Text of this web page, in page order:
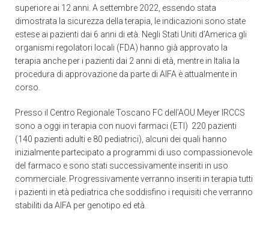
superiore ai 12 anni. A settembre 2022, essendo stata
dimostrata la sicurezza della terapia, le indicazioni sono state
estese ai pazienti dai 6 anni di età. Negli Stati Uniti d’America gli
organismi regolatori locali (FDA) hanno già approvato la
terapia anche per i pazienti dai 2 anni di età, mentre in Italia la
procedura di approvazione da parte di AIFA è attualmente in
corso.
Presso il Centro Regionale Toscano FC dell’AOU Meyer IRCCS
sono a oggi in terapia con nuovi farmaci (ETI) 220 pazienti
(140 pazienti adulti e 80 pediatrici), alcuni dei quali hanno
inizialmente partecipato a programmi di uso compassionevole
del farmaco e sono stati successivamente inseriti in uso
commerciale. Progressivamente verranno inseriti in terapia tutti
i pazienti in età pediatrica che soddisfino i requisiti che verranno
stabiliti da AIFA per genotipo ed età.